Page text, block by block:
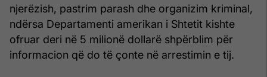
njerëzish, pastrim parash dhe organizim kriminal,
ndërsa Departamenti amerikan i Shtetit kishte
ofruar deri në 5 milionë dollarë shpërblim për
informacion që do të çonte në arrestimin e tij.